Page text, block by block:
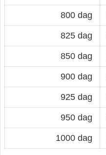
800 dag
825 dag
850 dag
900 dag
925 dag
950 dag
1000 dag